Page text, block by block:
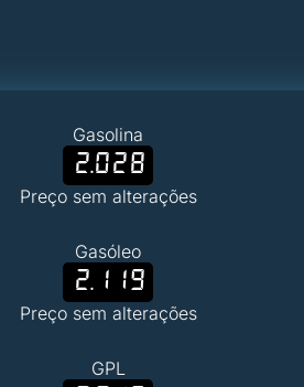
Gasolina
2.028
Preço sem alterações
Gasóleo
2.119
Preço sem alterações
GPL